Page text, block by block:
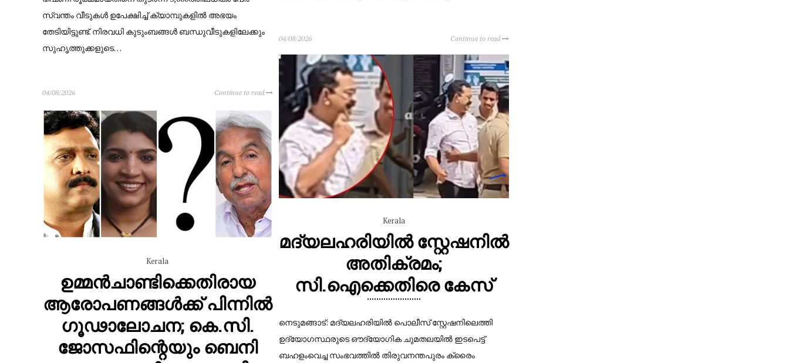
04/08/2026 Continue to read
സ്വന്തം വീടുകൾ ഉപേക്ഷിച്ച് ക്യാമ്പുകളിൽ അഭയം
തേടിയിട്ടുണ്ട്. നിരവധി കുടുംബങ്ങൾ ബന്ധുവീടുകളിലേക്കും
സുഹൃത്തുക്കളുടെ…
04/08/2026 Continue to read
Kerala
മദ്യലഹരിയിൽ സ്റ്റേഷനിൽ
അതിക്രമം;
സി.ഐക്കെതിരെ കേസ്
നെടുമങ്ങാട്: മദ്യലഹരിയിൽ പൊലീസ് സ്റ്റേഷനിലെത്തി
ഉദ്യോഗസ്ഥരുടെ ഔദ്യോഗിക ചുമതലയിൽ ഇടപെട്ട്
ബഹളംവെച്ച സംഭവത്തിൽ തിരുവനന്തപുരം ക്രൈം
Kerala
ഉമ്മൻചാണ്ടിക്കെതിരായ
ആരോപണങ്ങൾക്ക് പിന്നിൽ
ഗൂഢാലോചന; കെ.സി.
ജോസഫിന്റെയും ബെനി